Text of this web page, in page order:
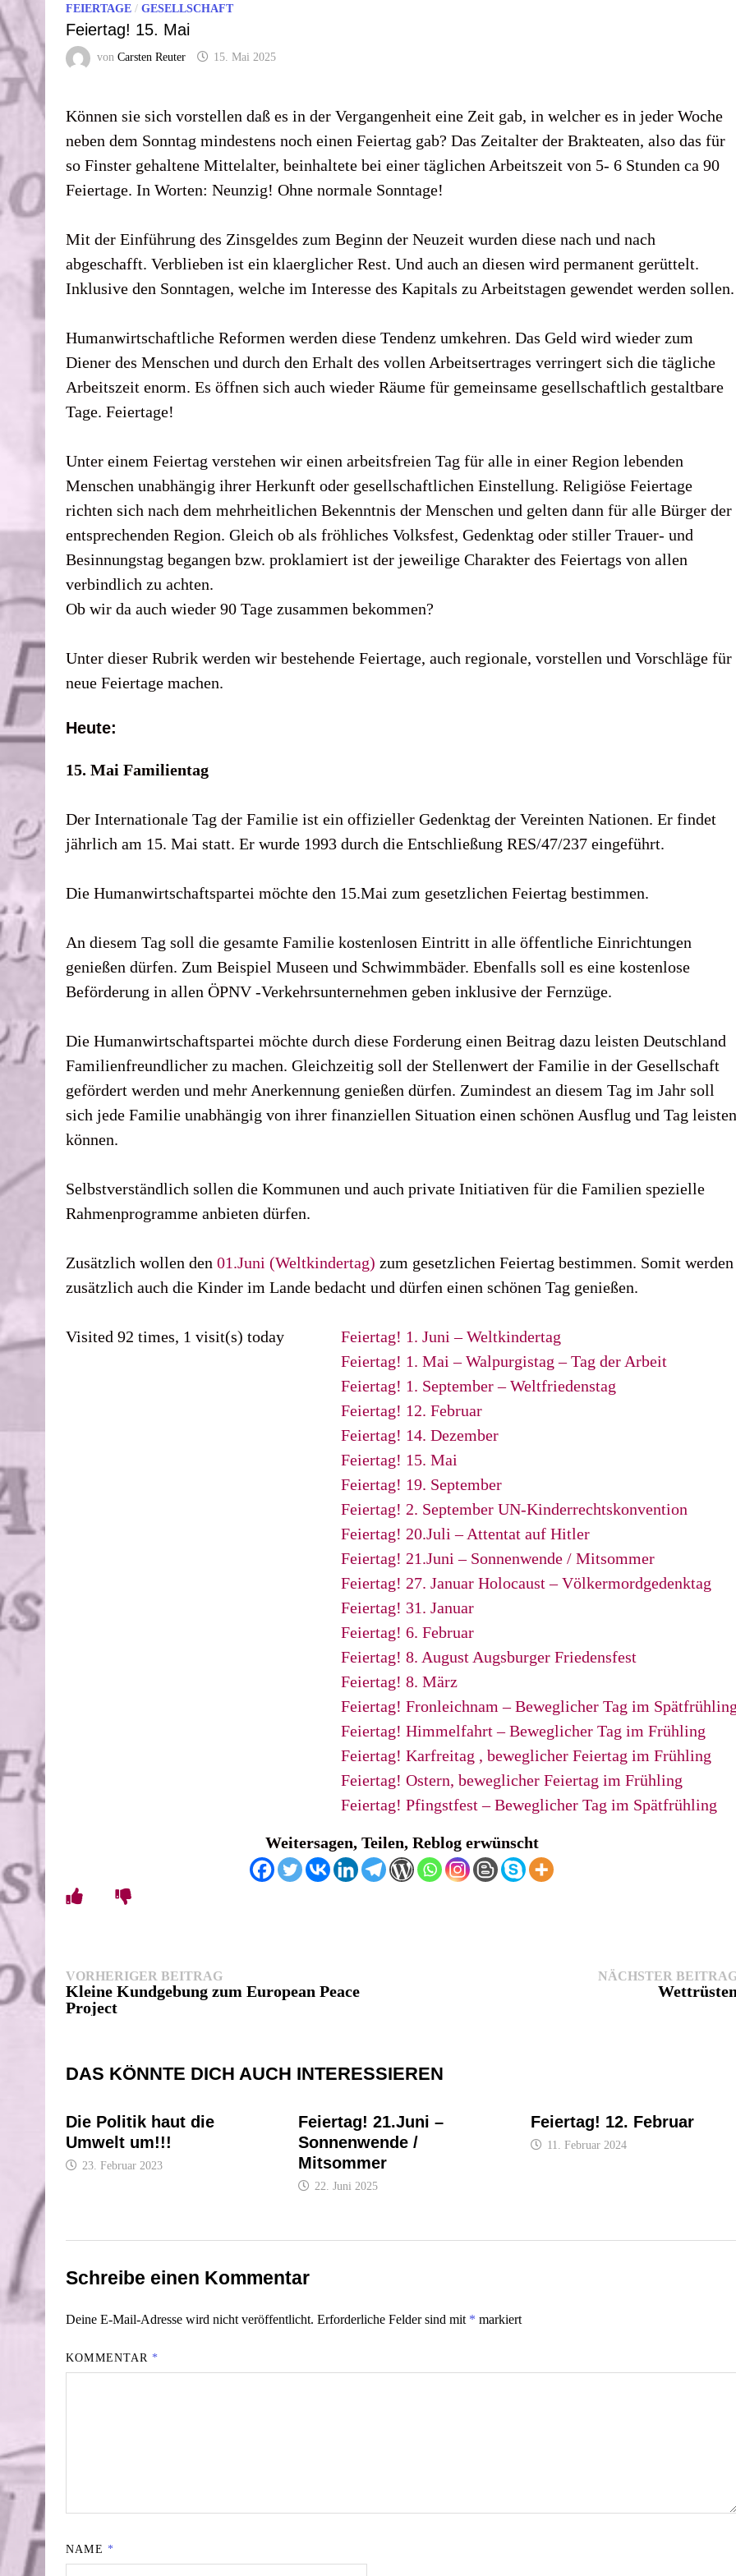
FEIERTAGE /GESELLSCHAFT
Feiertag! 15. Mai
vonCarsten Reuter 15. Mai 2025
Können sie sich vorstellen daß es in der Vergangenheit eine Zeit gab, in welcher es in jeder Woche
neben dem Sonntag mindestens noch einen Feiertag gab? Das Zeitalter der Brakteaten, also das für
so Finster gehaltene Mittelalter, beinhaltete bei einer täglichen Arbeitszeit von 5- 6 Stunden ca 90
Feiertage. In Worten: Neunzig! Ohne normale Sonntage!
Mit der Einführung des Zinsgeldes zum Beginn der Neuzeit wurden diese nach und nach
abgeschafft. Verblieben ist ein klaerglicher Rest. Und auch an diesen wird permanent gerüttelt.
Inklusive den Sonntagen, welche im Interesse des Kapitals zu Arbeitstagen gewendet werden sollen.
Humanwirtschaftliche Reformen werden diese Tendenz umkehren. Das Geld wird wieder zum
Diener des Menschen und durch den Erhalt des vollen Arbeitsertrages verringert sich die tägliche
Arbeitszeit enorm. Es öffnen sich auch wieder Räume für gemeinsame gesellschaftlich gestaltbare
Tage. Feiertage!
Unter einem Feiertag verstehen wir einen arbeitsfreien Tag für alle in einer Region lebenden
Menschen unabhängig ihrer Herkunft oder gesellschaftlichen Einstellung. Religiöse Feiertage
richten sich nach dem mehrheitlichen Bekenntnis der Menschen und gelten dann für alle Bürger der
entsprechenden Region. Gleich ob als fröhliches Volksfest, Gedenktag oder stiller Trauer- und
Besinnungstag begangen bzw. proklamiert ist der jeweilige Charakter des Feiertags von allen
verbindlich zu achten.
Ob wir da auch wieder 90 Tage zusammen bekommen?
Unter dieser Rubrik werden wir bestehende Feiertage, auch regionale, vorstellen und Vorschläge für
neue Feiertage machen.
Heute:
15. Mai Familientag
Der Internationale Tag der Familie ist ein offizieller Gedenktag der Vereinten Nationen. Er findet
jährlich am 15. Mai statt. Er wurde 1993 durch die Entschließung RES/47/237 eingeführt.
Die Humanwirtschaftspartei möchte den 15.Mai zum gesetzlichen Feiertag bestimmen.
An diesem Tag soll die gesamte Familie kostenlosen Eintritt in alle öffentliche Einrichtungen
genießen dürfen. Zum Beispiel Museen und Schwimmbäder. Ebenfalls soll es eine kostenlose
Beförderung in allen ÖPNV -Verkehrsunternehmen geben inklusive der Fernzüge.
Die Humanwirtschaftspartei möchte durch diese Forderung einen Beitrag dazu leisten Deutschland
Familienfreundlicher zu machen. Gleichzeitig soll der Stellenwert der Familie in der Gesellschaft
gefördert werden und mehr Anerkennung genießen dürfen. Zumindest an diesem Tag im Jahr soll
sich jede Familie unabhängig von ihrer finanziellen Situation einen schönen Ausflug und Tag
können.
Selbstverständlich sollen die Kommunen und auch private Initiativen für die Familien spezielle
Rahmenprogramme anbieten dürfen.
Zusätzlich wollen den01.Juni (Weltkindertag) zum gesetzlichen Feiertag bestimmen. Somit werden
zusätzlich auch die Kinder im Lande bedacht und dürfen einen schönen Tag genießen.
Feiertag! 1. Juni – Weltkindertag
Feiertag! 1. Mai – Walpurgistag – Tag der Arbeit
Feiertag! 1. September – Weltfriedenstag
Feiertag! 12. Februar
Feiertag! 14. Dezember
Feiertag! 15. Mai
Feiertag! 19. September
Feiertag! 2. September UN-Kinderrechtskonvention
Feiertag! 20.Juli – Attentat auf Hitler
Feiertag! 21.Juni – Sonnenwende / Mitsommer
Feiertag! 27. Januar Holocaust – Völkermordgedenktag
Feiertag! 31. Januar
Feiertag! 6. Februar
Feiertag! 8. August Augsburger Friedensfest
Feiertag! 8. März
Feiertag! Fronleichnam – Beweglicher Tag im
Feiertag! Himmelfahrt – Beweglicher Tag im Frühling
Feiertag! Karfreitag , beweglicher Feiertag im Frühling
Feiertag! Ostern, beweglicher Feiertag im Frühling
Feiertag! Pfingstfest – Beweglicher Tag im Spätfrühling
Visited 92 times, 1 visit(s) today
Weitersagen, Teilen, Reblog erwünscht
Beitragsnavigation
VORHERIGER BEITRAGVorheriger
Beitrag:
Kleine Kundgebung zum European Peace
Project
NÄCHSTER
DAS KÖNNTE DICH AUCH INTERESSIEREN
Die Politik haut die
Umwelt um!!!
23. Februar 2023
Feiertag! 21.Juni –
Sonnenwende /
Mitsommer
22. Juni 2025
Feiertag! 12. Februar
11. Februar 2024
Schreibe einen Kommentar
Deine E-Mail-Adresse wird nicht veröffentlicht. Erforderliche Felder sind mit * markiert
KOMMENTAR *
NAME *